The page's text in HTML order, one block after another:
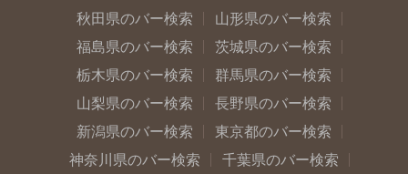
秋田県のバー検索
山形県のバー検索
福島県のバー検索
茨城県のバー検索
栃木県のバー検索
群馬県のバー検索
山梨県のバー検索
長野県のバー検索
新潟県のバー検索
東京都のバー検索
神奈川県のバー検索
千葉県のバー検索